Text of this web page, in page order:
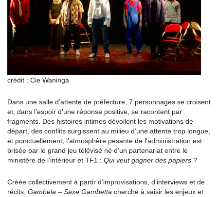
crédit : Cie Waninga
Dans une salle d’attente de préfecture, 7 personnages se croisent
et, dans l’espoir d’une réponse positive, se racontent par
fragments. Des histoires intimes dévoilent les motivations de
départ, des conflits surgissent au milieu d’une attente trop longue,
et ponctuellement, l’atmosphère pesante de l’administration est
brisée par le grand jeu télévisé né d’un partenariat entre le
ministère de l’intérieur et TF1 : Qui veut gagner des papiers ?
Créée collectivement à partir d’improvisations, d’interviews et de
récits, Gambela – Saxe Gambetta cherche à saisir les enjeux et